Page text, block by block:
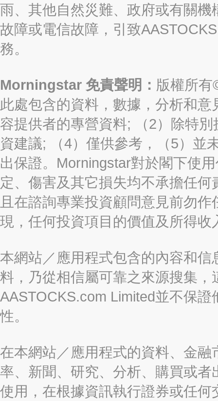
雨、其他自然災難、政府或有關
故障或電信故障，引致
務。
Morningstar 免責聲明： 版權所有
此處包含的資料，數據，分析和意
容提供者的專營資料; （2）除特
資建議; （4）僅供參考，（5）並
出保證。Morningstar對於閣下使
定、傷害及其它損失均不承擔任
且在諮詢專業投資顧問意見前勿
現，任何投資項目的價值及所得收
本網站／應用程式包含的內容和
料，乃從相信屬可靠之來源搜集
AASTOCKS.com Limited並不保
性。
在本網站／應用程式的資料、金
率、新聞、研究、分析、購買或
使用，在根據資訊執行證券或任